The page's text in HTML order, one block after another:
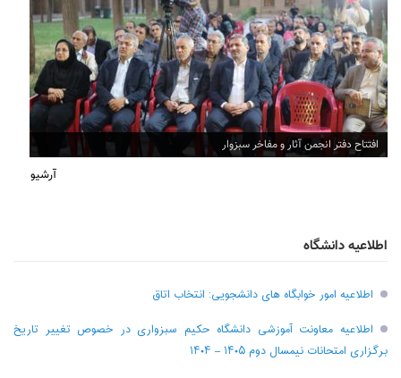
افتتاح دفتر انجمن آثار و مفاخر سبزوار
آرشیو
اطلاعیه دانشگاه
اطلاعیه امور خوابگاه های دانشجویی: انتخاب اتاق
اطلاعیه معاونت آموزشی دانشگاه حکیم سبزواری در خصوص تغییر تاریخ
برگزاری امتحانات نیمسال دوم ۱۴۰۵ – ۱۴۰۴